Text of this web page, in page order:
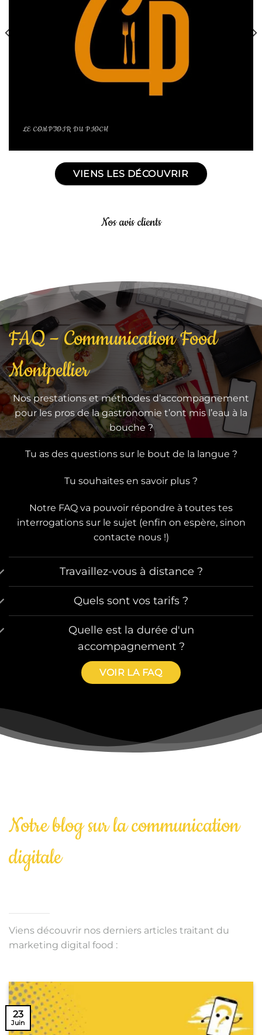
LE COMPTOIR DU PIOCH
VIENS LES DÉCOUVRIR
Nos avis clients
FAQ – Communication Food
Montpellier
Nos prestations et méthodes d’accompagnement
pour les pros de la gastronomie t’ont mis l’eau à la
bouche ?
Tu as des questions sur le bout de la langue ?
Tu souhaites en savoir plus ?
Notre FAQ va pouvoir répondre à toutes tes
interrogations sur le sujet (enfin on espère, sinon
contacte nous !)
Travaillez-vous à distance ?
Quels sont vos tarifs ?
Quelle est la durée d'un
accompagnement ?
VOIR LA FAQ
Notre blog sur la communication
digitale
Viens découvrir nos derniers articles traitant du
marketing digital food :
23
Juin